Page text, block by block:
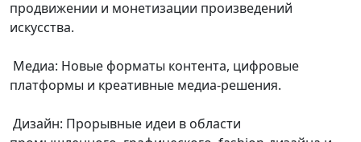
продвижении и монетизации произведений
искусства.
Медиа: Новые форматы контента, цифровые
платформы и креативные медиа-решения.
Дизайн: Прорывные идеи в области